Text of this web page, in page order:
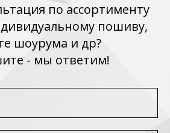
по ассортименту
пошиву,
шоурума и др?
- мы ответим!